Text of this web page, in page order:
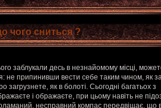
чого сниться ?
заблукали десь в незнайомому місці,
не припинивши вести себе таким чином, як
загрузнете, як в болоті. Сьогодні багатьох з
і ображаєте, при цьому навіть не
несправний компас передвіщає, що